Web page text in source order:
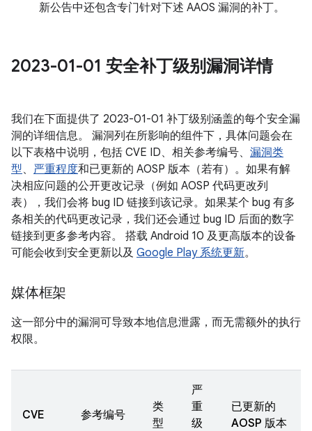
新公告中还包含专门针对下述 AAOS 漏洞的补丁。
2023-01-01 安全补丁级别漏洞详情
我们在下面提供了 2023-01-01 补丁级别涵盖的每个安全漏
洞的详细信息。 漏洞列在所影响的组件下，具体问题会在
以下表格中说明，包括 CVE ID、相关参考编号、 漏洞类
型、 严重程度和已更新的 AOSP 版本（若有）。如果有解
决相应问题的公开更改记录（例如 AOSP 代码更改列
表），我们会将 bug ID 链接到该记录。如果某个 bug 有多
条相关的代码更改记录，我们还会通过 bug ID 后面的数字
链接到更多参考内容。 搭载 Android 10 及更高版本的设备
可能会收到安全更新以及 Google Play 系统更新。
媒体框架
这一部分中的漏洞可导致本地信息泄露，而无需额外的执行
权限。
CVE 参考编号
类
型
严
重
级
已更新的
AOSP 版本